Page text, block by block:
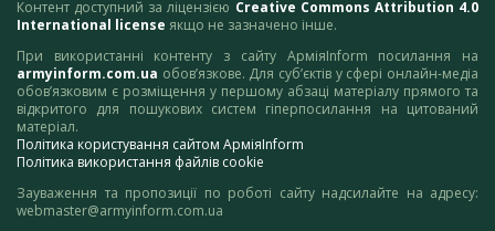
Контент доступний за ліцензією Creative Commons Attribution 4.0
International license якщо не зазначено інше.
При використанні контенту з сайту АрміяInform посилання на
armyinform.com.ua обов’язкове. Для суб’єктів у сфері онлайн-медіа
обов’язковим є розміщення у першому абзаці матеріалу прямого та
відкритого для пошукових систем гіперпосилання на цитований
матеріал.
Політика користування сайтом АрміяInform
Політика використання файлів cookie
Зауваження та пропозиції по роботі сайту надсилайте на адресу:
webmaster@armyinform.com.ua